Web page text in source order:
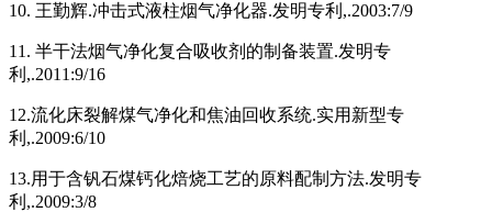
10. 王勤辉.冲击式液柱烟气净化器.发明专利,.2003:7/9
11. 半干法烟气净化复合吸收剂的制备装置.发明专
利,.2011:9/16
12.流化床裂解煤气净化和焦油回收系统.实用新型专
利,.2009:6/10
13.用于含钒石煤钙化焙烧工艺的原料配制方法.发明专
利,.2009:3/8